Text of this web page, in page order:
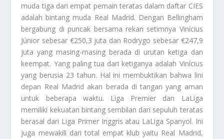
muda tiga dari empat pemain teratas dalam daftar CIES
adalah bintang muda Real Madrid. Dengan Bellingham
bergabung di puncak bersama rekan setimnya Vinícius
Júnior sebesar €250,3 juta dan Rodrygo sebesar €247,9
juta yang masing-masing berada di urutan ketiga dan
keempat. Yang paling tua dari ketiganya adalah Vinícius
yang berusia 23 tahun. Hal ini membuktikan bahwa lini
depan Real Madrid akan berada di tangan yang aman
untuk beberapa waktu. Liga Premier dan LaLiga
memiliki kekuatan bintang sembilan dari sepuluh teratas
berasal dari Liga Primer Inggris atau LaLiga Spanyol. Ini
juga mewakili dari total empat klub yaitu Real Madrid,